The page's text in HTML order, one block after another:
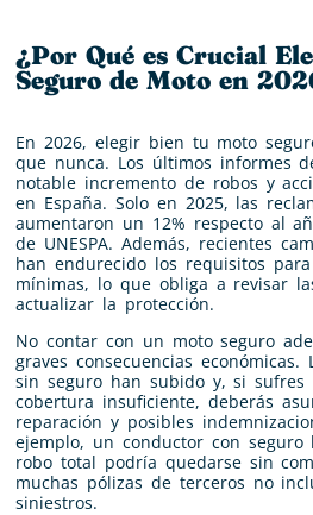
¿Por Qué es Crucial
Seguro de Moto en
En 2026, elegir bien tu moto
que nunca. Los últimos informes
notable incremento de robos y
en España. Solo en 2025, las
aumentaron un 12% respecto al
de UNESPA. Además, recientes
han endurecido los requisitos
mínimas, lo que obliga a revisar
actualizar la protección.
No contar con un moto seguro
graves consecuencias
sin seguro han subido y, si sufres
cobertura insuficiente, deberás
reparación y posibles
ejemplo, un conductor con
robo total podría quedarse sin
muchas pólizas de terceros no
siniestros.